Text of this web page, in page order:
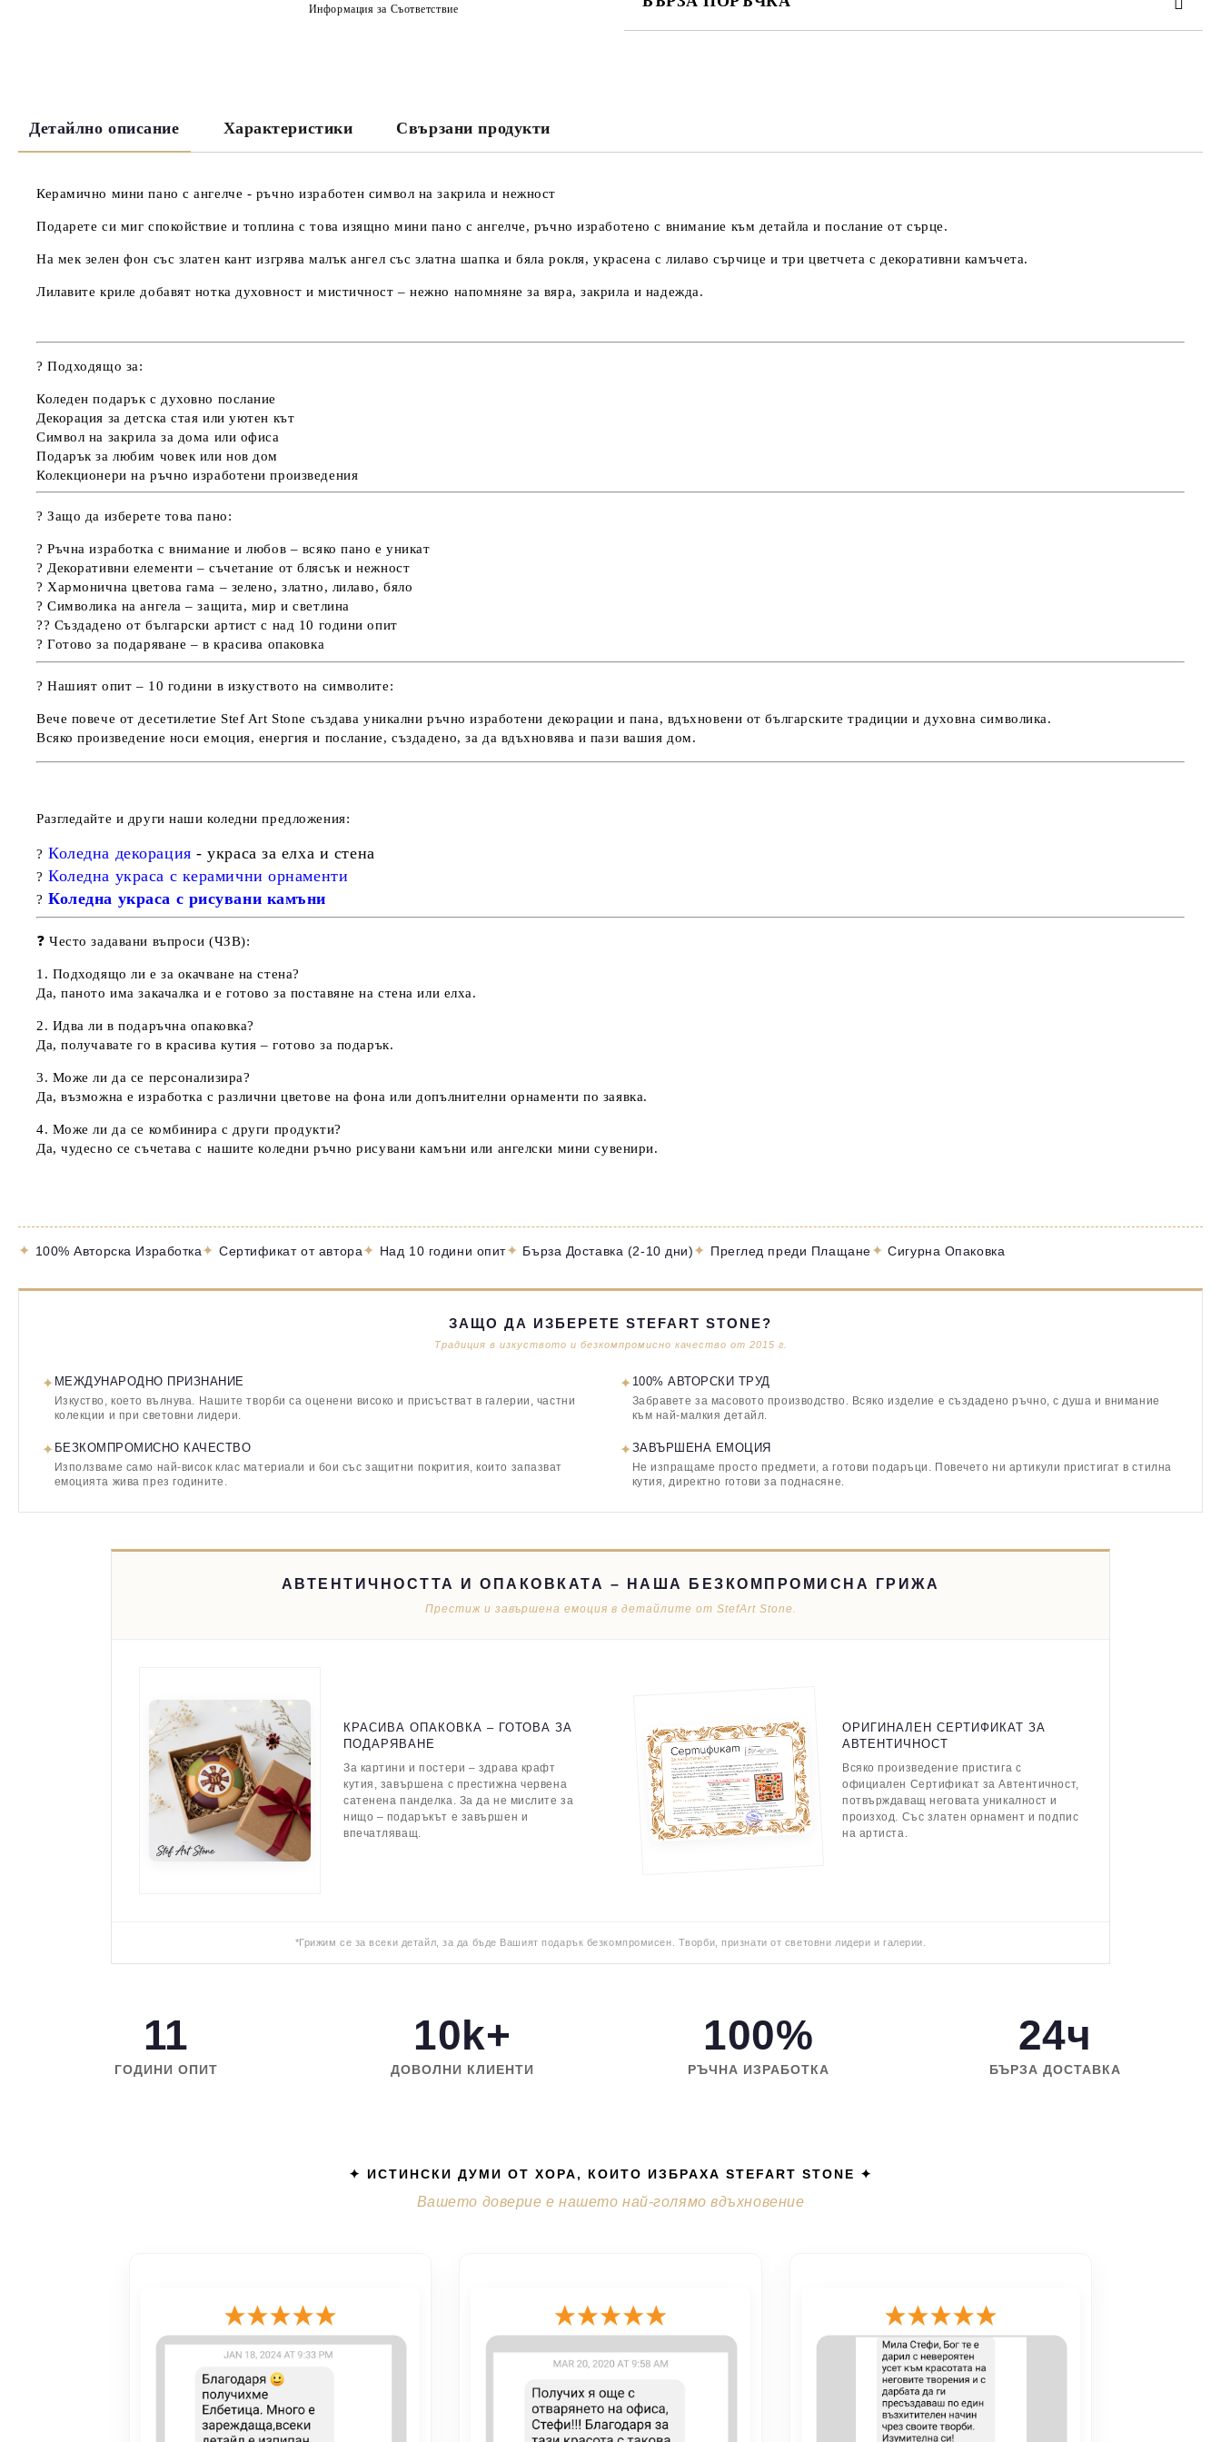
Информация за Съответствие
Детайлно описание Характеристики Свързани продукти
Керамично мини пано с ангелче - ръчно изработен символ на закрила и нежност
Подарете си миг спокойствие и топлина с това изящномини пано с ангелче, ръчно изработено с внимание към детайла и послание от сърце.
На мек зелен фон със златен кант изгрява малък ангел със златна шапка и бяла рокля, украсена слилаво сърчице и три цветчета с декоративни камъчета.
Лилавите криле добавят нотка духовност и мистичност – нежно напомняне за вяра, закрила и надежда.
? Подходящо за:
Коледен подарък с духовно послание
Декорация за детска стая или уютен кът
Символ на закрила за дома или офиса
Подарък за любим човек или нов дом
Колекционери на ръчно изработени произведения
? Защо да изберете това пано:
?Ръчна изработка с внимание и любов – всяко пано е уникат
? Декоративни елементи – съчетание от блясък и нежност
? Хармонична цветова гама – зелено, златно, лилаво, бяло
?️Символика на ангела – защита, мир и светлина
?? Създадено от български артист с над 10 години опит
? Готово за подаряване – в красива опаковка
? Нашият опит – 10 години в изкуството на символите:
Вече повече от десетилетие Stef Art Stone създава уникални ръчно изработени декорации и пана, вдъхновени от българските традиции и духовна символика.
Всяко произведение носиемоция, енергия и послание, създадено, за да вдъхновява и пази вашия дом.
Разгледайте и други наши коледни предложения:
? Коледна декорация- украса за елха и стена
? Коледна украса с керамични орнаменти
? Коледна украса с рисувани камъни
❓ Често задавани въпроси (ЧЗВ):
1. Подходящо ли е за окачване на стена?
Да, паното има закачалка и е готово за поставяне на стена или елха.
2. Идва ли в подаръчна опаковка?
Да, получавате го в красива кутия – готово за подарък.
3. Може ли да се персонализира?
Да, възможна е изработка с различни цветове на фона или допълнителни орнаменти по заявка.
4. Може ли да се комбинира с други продукти?
Да, чудесно се съчетава с нашитеколедни ръчно рисувани камъни или ангелски мини сувенири.
✦ 100% Авторска Изработка✦ Сертификат от автора✦ Над 10 години опит✦ Бърза Доставка (2-10 дни)✦ Преглед преди Плащане✦ Сигурна Опаковка
ЗАЩО ДА ИЗБЕРЕТЕ STEFART STONE?
Традиция в изкуството и безкомпромисно качество от 2015 г.
✦ МЕЖДУНАРОДНО ПРИЗНАНИЕ
Изкуство, което вълнува. Нашите творби са оценени високо и присъстват в галерии, частни
колекции и при световни лидери.
✦ 100% АВТОРСКИ ТРУД
Забравете за масовото производство. Всяко изделие е създадено ръчно, с душа и внимание
към най-малкия детайл.
✦ БЕЗКОМПРОМИСНО КАЧЕСТВО
Използваме само най-висок клас материали и бои със защитни покрития, които запазват
емоцията жива през годините.
✦ЗАВЪРШЕНА ЕМОЦИЯ
Не изпращаме просто предмети, а готови подаръци. Повечето ни артикули пристигат в стилна
кутия, директно готови за поднасяне.
АВТЕНТИЧНОСТТА И ОПАКОВКАТА – НАША БЕЗКОМПРОМИСНА ГРИЖА
Престиж и завършена емоция в детайлите от StefArt Stone.
КРАСИВА ОПАКОВКА – ГОТОВА ЗА
ПОДАРЯВАНЕ
За картини и постери – здрава крафт
кутия, завършена с престижна червена
сатенена панделка. За да не мислите за
нищо – подаръкът е завършен и
впечатляващ.
ОРИГИНАЛЕН СЕРТИФИКАТ ЗА
АВТЕНТИЧНОСТ
Всяко произведение пристига с
официален Сертификат за Автентичност,
потвърждаващ неговата уникалност и
произход. Със златен орнамент и подпис
на артиста.
*Грижим се за всеки детайл, за да бъде Вашият подарък безкомпромисен. Творби, признати от световни лидери и галерии.
11
ГОДИНИ ОПИТ
10k+
ДОВОЛНИ КЛИЕНТИ
100%
РЪЧНА ИЗРАБОТКА
24ч
БЪРЗА ДОСТАВКА
✦ ИСТИНСКИ ДУМИ ОТ ХОРА, КОИТО ИЗБРАХА STEFART STONE ✦
Вашето доверие е нашето най-голямо вдъхновение